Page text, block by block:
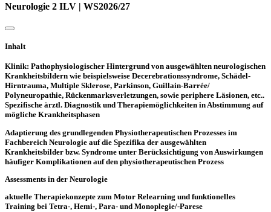
Neurologie 2 ILV | WS2026/27
Inhalt
Klinik: Pathophysiologischer Hintergrund von ausgewählten neurologischen
Krankheitsbildern wie beispielsweise Decerebrationssyndrome, Schädel-
Hirntrauma, Multiple Sklerose, Parkinson, Guillain-Barrée/
Polyneuropathie, Rückenmarksverletzungen, sowie periphere Läsionen, etc..
Spezifische ärztl. Diagnostik und Therapiemöglichkeiten in Abstimmung auf
mögliche Krankheitsphasen
Adaptierung des grundlegenden Physiotherapeutischen Prozesses im
Fachbereich Neurologie auf die Spezifika der ausgewählten
Krankheitsbilder bzw. Syndrome unter Berücksichtigung von Auswirkungen
häufiger Komplikationen auf den physiotherapeutischen Prozess
Assessments in der Neurologie
aktuelle Therapiekonzepte zum Motor Relearning und funktionelles
Training bei Tetra-, Hemi-, Para- und Monoplegie/-Parese